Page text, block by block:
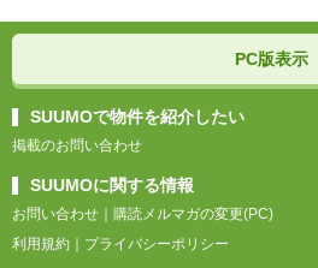
PC版表示
SUUMOで物件を紹介したい
掲載のお問い合わせ
SUUMOに関する情報
お問い合わせ
購読メルマガの変更(PC)
利用規約
プライバシーポリシー